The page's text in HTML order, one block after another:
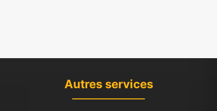
Autres services